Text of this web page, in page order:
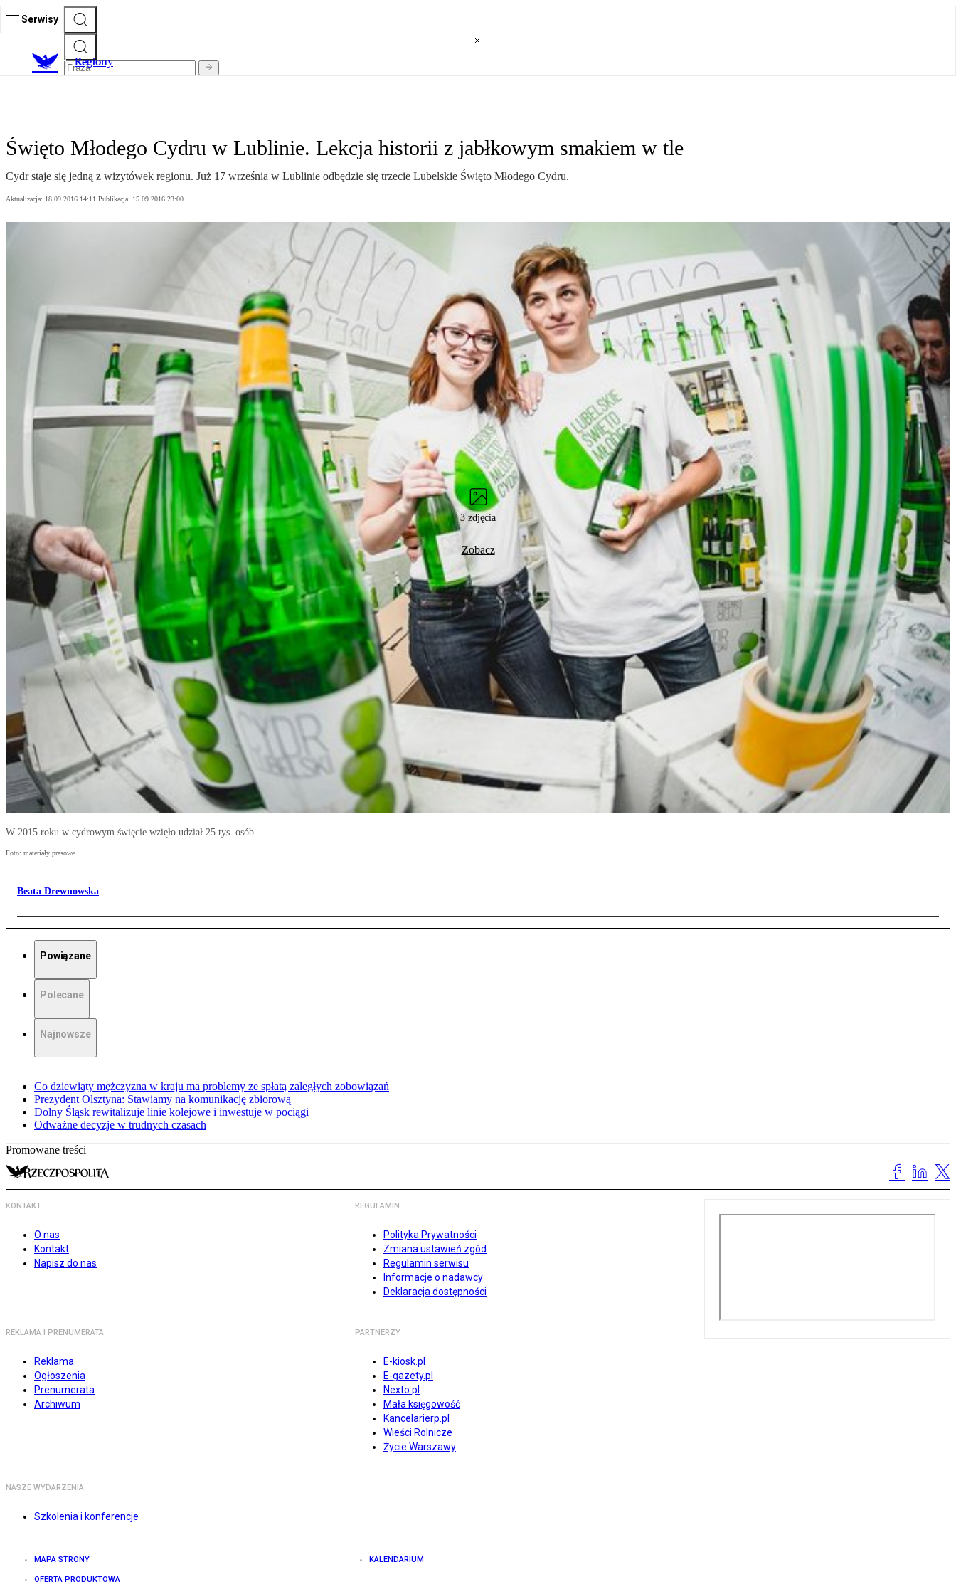
Serwisy
Regiony
Święto Młodego Cydru w Lublinie. Lekcja historii z jabłkowym smakiem w tle
Cydr staje się jedną z wizytówek regionu. Już 17 września w Lublinie odbędzie się trzecie Lubelskie Święto Młodego Cydru.
Aktualizacja: 18.09.2016 14:11 Publikacja: 15.09.2016 23:00
3 zdjęcia
Zobacz
W 2015 roku w cydrowym święcie wzięło udział 25 tys. osób.
Foto: materiały prasowe
Beata Drewnowska
Powiązane
Polecane
Najnowsze
Co dziewiąty mężczyzna w kraju ma problemy ze spłatą zaległych zobowiązań
Prezydent Olsztyna: Stawiamy na komunikację zbiorową
Dolny Śląsk rewitalizuje linie kolejowe i inwestuje w pociągi
Odważne decyzje w trudnych czasach
Promowane treści
KONTAKT
O nas
Kontakt
Napisz do nas
REGULAMIN
Polityka Prywatności
Zmiana ustawień zgód
Regulamin serwisu
Informacje o nadawcy
Deklaracja dostępności
REKLAMA I PRENUMERATA
Reklama
Ogłoszenia
Prenumerata
Archiwum
PARTNERZY
E-kiosk.pl
E-gazety.pl
Nexto.pl
Mała księgowość
Kancelarierp.pl
Wieści Rolnicze
Życie Warszawy
NASZE WYDARZENIA
Szkolenia i konferencje
MAPA STRONY KALENDARIUM
OFERTA PRODUKTOWA